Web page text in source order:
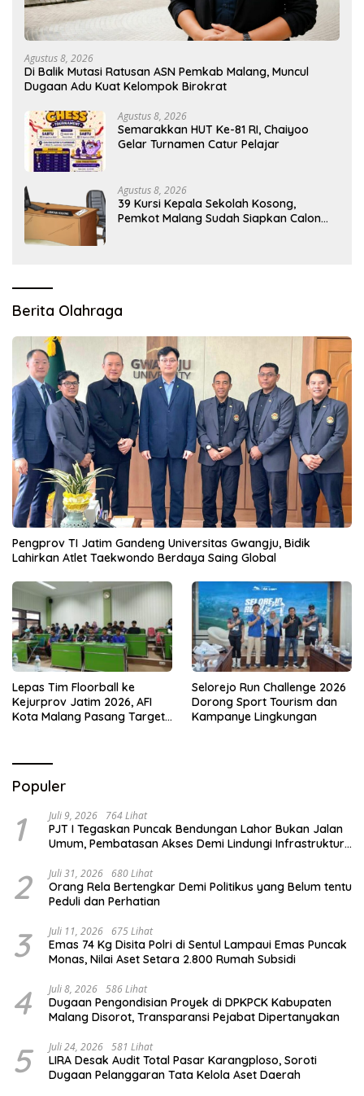
Agustus 8, 2026
Di Balik Mutasi Ratusan ASN Pemkab Malang, Muncul
Dugaan Adu Kuat Kelompok Birokrat
Agustus 8, 2026
Semarakkan HUT Ke-81 RI, Chaiyoo
Gelar Turnamen Catur Pelajar
Agustus 8, 2026
39 Kursi Kepala Sekolah Kosong,
Pemkot Malang Sudah Siapkan Calon
Berita Olahraga
Pengprov TI Jatim Gandeng Universitas Gwangju, Bidik
Lahirkan Atlet Taekwondo Berdaya Saing Global
Lepas Tim Floorball ke
Kejurprov Jatim 2026, AFI
Kota Malang Pasang Target
Selorejo Run Challenge 2026
Dorong Sport Tourism dan
Kampanye Lingkungan
Populer
1 Juli 9, 2026 764 Lihat
PJT I Tegaskan Puncak Bendungan Lahor Bukan Jalan
Umum, Pembatasan Akses Demi Lindungi Infrastruktur
2 Juli 31, 2026 680 Lihat
Orang Rela Bertengkar Demi Politikus yang Belum tentu
Peduli dan Perhatian
3 Juli 11, 2026 675 Lihat
Emas 74 Kg Disita Polri di Sentul Lampaui Emas Puncak
Monas, Nilai Aset Setara 2.800 Rumah Subsidi
4 Juli 8, 2026 586 Lihat
Dugaan Pengondisian Proyek di DPKPCK Kabupaten
Malang Disorot, Transparansi Pejabat Dipertanyakan
5 Juli 24, 2026 581 Lihat
LIRA Desak Audit Total Pasar Karangploso, Soroti
Dugaan Pelanggaran Tata Kelola Aset Daerah